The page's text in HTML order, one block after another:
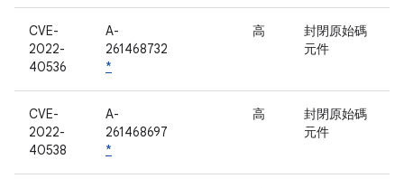
CVE-
2022-
40536
A-
261468732
*
高
封閉原始碼
元件
CVE-
2022-
40538
A-
261468697
*
高
封閉原始碼
元件